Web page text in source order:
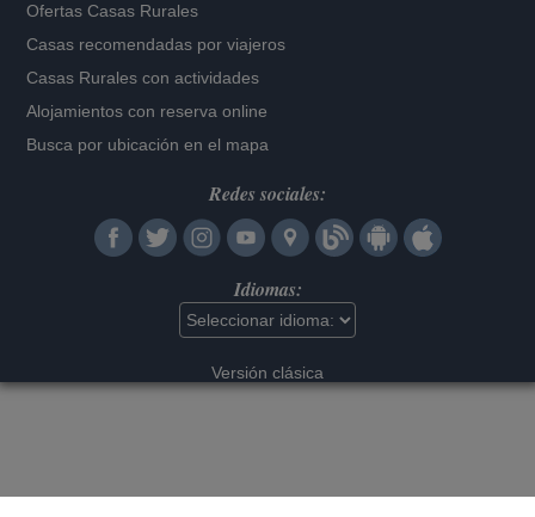
Ofertas Casas Rurales
Casas recomendadas por viajeros
Casas Rurales con actividades
Alojamientos con reserva online
Busca por ubicación en el mapa
Redes sociales:
Idiomas:
Versión clásica